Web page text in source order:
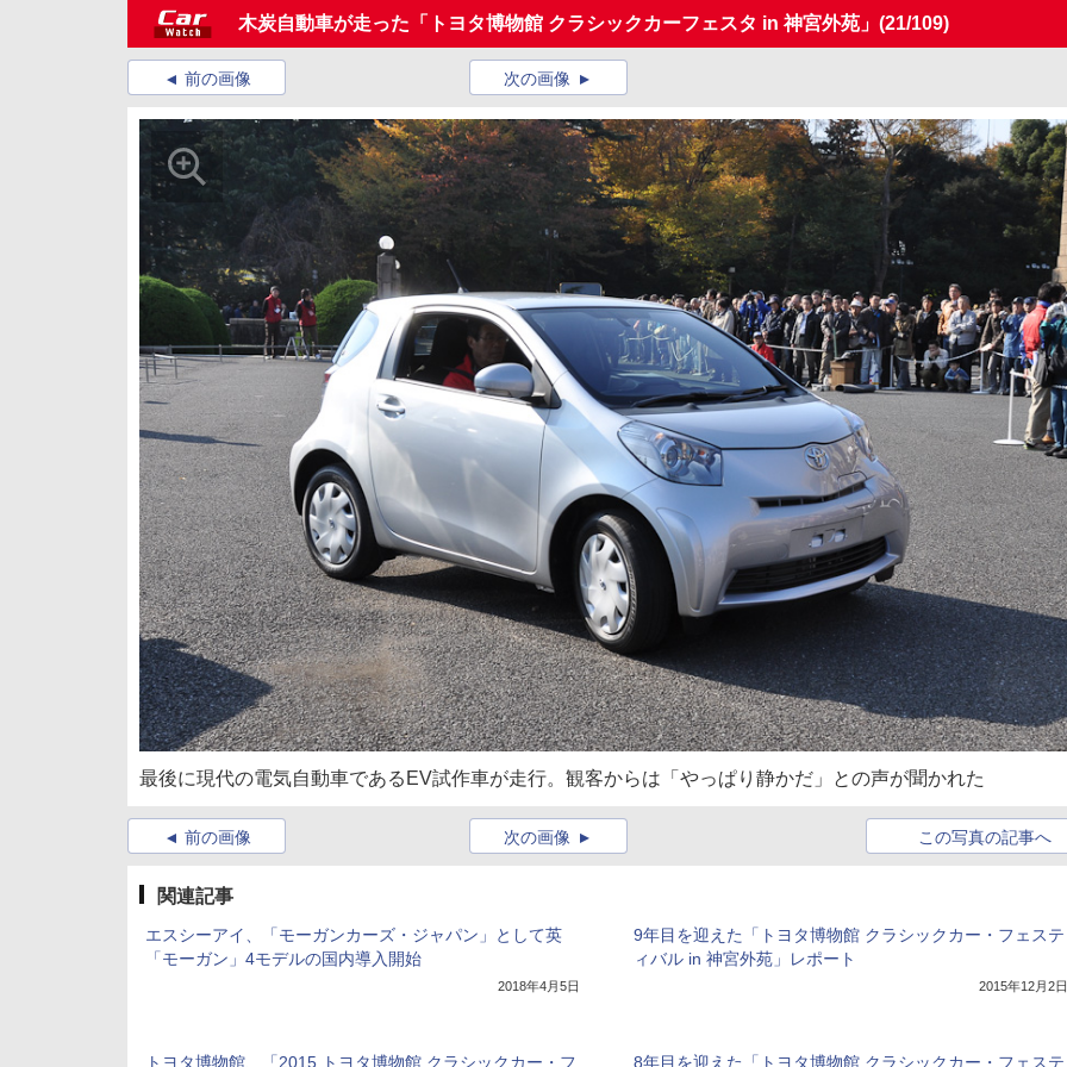
木炭自動車が走った「トヨタ博物館 クラシックカーフェスタ in 神宮外苑」 (21/109)
前の画像 次の画像
最後に現代の電気自動車であるEV試作車が走行。観客からは「やっぱり静かだ」との声が聞かれた
前の画像 この写真の記事へ
次の画像
関連記事
エスシーアイ、「モーガンカーズ・ジャパン」として英
「モーガン」4モデルの国内導入開始
2018年4月5日
9年目を迎えた「トヨタ博物館 クラシックカー・フェステ
ィバル in 神宮外苑」レポート
2015年12月2日
トヨタ博物館、「2015 トヨタ博物館 クラシックカー・フ 8年目を迎えた「トヨタ博物館 クラシックカー・フェステ